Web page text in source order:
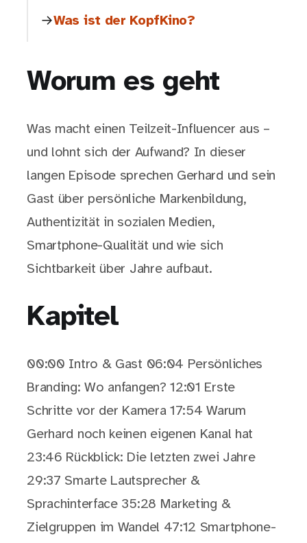
Was ist der KopfKino?
Worum es geht
Was macht einen Teilzeit-Influencer aus –
und lohnt sich der Aufwand? In dieser
langen Episode sprechen Gerhard und sein
Gast über persönliche Markenbildung,
Authentizität in sozialen Medien,
Smartphone-Qualität und wie sich
Sichtbarkeit über Jahre aufbaut.
Kapitel
00:00 Intro & Gast 06:04 Persönliches
Branding: Wo anfangen? 12:01 Erste
Schritte vor der Kamera 17:54 Warum
Gerhard noch keinen eigenen Kanal hat
23:46 Rückblick: Die letzten zwei Jahre
29:37 Smarte Lautsprecher &
Sprachinterface 35:28 Marketing &
Zielgruppen im Wandel 47:12 Smartphone-